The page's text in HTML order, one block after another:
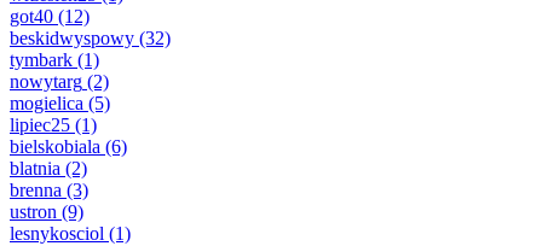
got40 (12)
beskidwyspowy (32)
tymbark (1)
nowytarg (2)
mogielica (5)
lipiec25 (1)
bielskobiala (6)
blatnia (2)
brenna (3)
ustron (9)
lesnykosciol (1)